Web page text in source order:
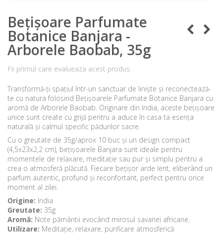
Bețișoare Parfumate
Botanice Banjara -
Arborele Baobab, 35g
Fii primul care evalueaza acest produs.
Transformă-ți spațiul într-un sanctuar de liniște și reconectează-
te cu natura folosind Bețișoarele Parfumate Botanice Banjara cu
aromă de Arborele Baobab. Originare din India, aceste bețișoare
unice sunt create cu grijă pentru a aduce în casa ta esența
naturală și calmul specific pădurilor sacre.
Cu o greutate de 35g/aprox 10 buc și un design compact
(4,5x23x2,2 cm), bețișoarele Banjara sunt ideale pentru
momentele de relaxare, meditație sau pur și simplu pentru a
crea o atmosferă plăcută. Fiecare bețișor arde lent, eliberând un
parfum autentic, profund și reconfortant, perfect pentru orice
moment al zilei.
Origine: India
Greutate: 35g
Aromă: Note pământii evocând mirosul savanei africane.
Utilizare: Meditație, relaxare, purificare atmosferică